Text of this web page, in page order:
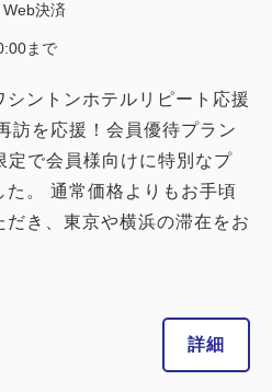
決済
まで
ントンホテルリピート応援
訪を応援！会員優待プラン
定で会員様向けに特別なプ
た。 通常価格よりもお手頃
き、東京や横浜の滞在をお
詳細